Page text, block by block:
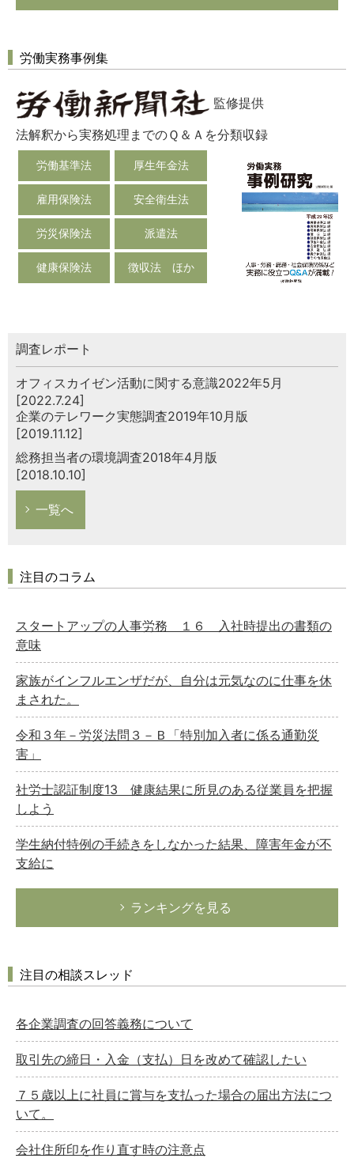
労働実務事例集
監修提供
法解釈から実務処理までのＱ＆Ａを分類収録
労働基準法 厚生年金法
雇用保険法 安全衛生法
労災保険法 派遣法
健康保険法 徴収法 ほか
調査レポート
オフィスカイゼン活動に関する意識2022年5月
[2022.7.24]
企業のテレワーク実態調査2019年10月版
[2019.11.12]
総務担当者の環境調査2018年4月版
[2018.10.10]
一覧へ
注目のコラム
スタートアップの人事労務 １６ 入社時提出の書類の
意味
家族がインフルエンザだが、自分は元気なのに仕事を休
まされた。
令和３年－労災法問３－Ｂ「特別加入者に係る通勤災
害」
社労士認証制度13 健康結果に所見のある従業員を把握
しよう
学生納付特例の手続きをしなかった結果、障害年金が不
支給に
ランキングを見る
注目の相談スレッド
各企業調査の回答義務について
取引先の締日・入金（支払）日を改めて確認したい
７５歳以上に社員に賞与を支払った場合の届出方法につ
いて。
会社住所印を作り直す時の注意点